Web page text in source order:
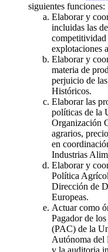
siguientes funciones:
Elaborar y
incluidas las
competitividad
explotaciones
Elaborar y
materia de
perjuicio de
Históricos.
Elaborar las
políticas de la
Organización
agrarios,
en
Industrias
Elaborar y
Política
Dirección de
Europeas.
Actuar como
Pagador de
(PAC) de la
Autónoma del